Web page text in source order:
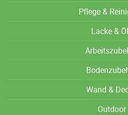
Pflege &
Lacke &
Wand &
Outdoor